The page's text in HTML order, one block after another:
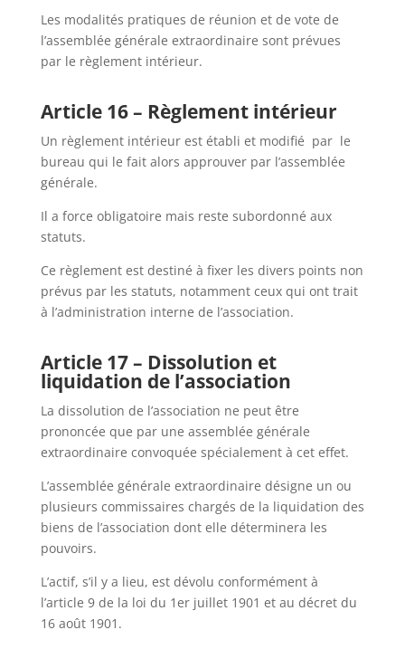
Les modalités pratiques de réunion et de vote de
l’assemblée générale extraordinaire sont prévues
par le règlement intérieur.
Article 16 – Règlement intérieur
Un règlement intérieur est établi et modifié par le
bureau qui le fait alors approuver par l’assemblée
générale.
Il a force obligatoire mais reste subordonné aux
statuts.
Ce règlement est destiné à fixer les divers points non
prévus par les statuts, notamment ceux qui ont trait
à l’administration interne de l’association.
Article 17 – Dissolution et
liquidation de l’association
La dissolution de l’association ne peut être
prononcée que par une assemblée générale
extraordinaire convoquée spécialement à cet effet.
L’assemblée générale extraordinaire désigne un ou
plusieurs commissaires chargés de la liquidation des
biens de l’association dont elle déterminera les
pouvoirs.
L’actif, s’il y a lieu, est dévolu conformément à
l’article 9 de la loi du 1er juillet 1901 et au décret du
16 août 1901.